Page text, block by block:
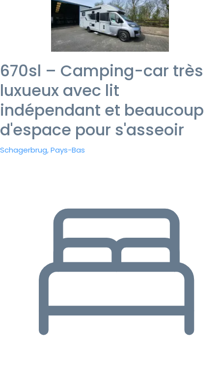
670sl – Camping-car très
luxueux avec lit
indépendant et beaucoup
d'espace pour s'asseoir
Schagerbrug, Pays-Bas